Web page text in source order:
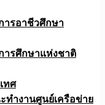
รอาชีวศึกษา
รศึกษาแห่งชาติ
ทศ
ทำงานศูนย์เครือข่าย